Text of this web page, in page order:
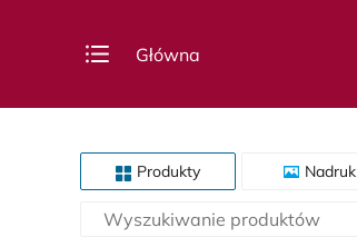
Główna
Produkty Nadruk